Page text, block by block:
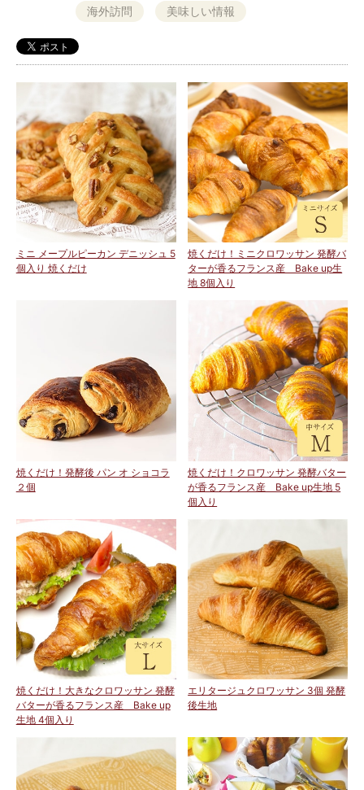
海外訪問 美味しい情報
ミニ メープルピーカン デニッシュ 5
個入り 焼くだけ
焼くだけ！ミニクロワッサン 発酵バ
ターが香るフランス産 Bake up生
地 8個入り
焼くだけ！発酵後 パン オ ショコラ
２個
焼くだけ！クロワッサン 発酵バター
が香るフランス産 Bake up生地 5
個入り
焼くだけ！大きなクロワッサン 発酵
バターが香るフランス産 Bake up
生地 4個入り
エリタージュクロワッサン 3個 発酵
後生地